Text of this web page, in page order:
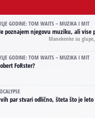
GODINE: TOM WAITS – MUZIKA I MIT
njegovu muziku, ali vise puta nego sto sam to zazeleo gledao sam njegove umjetnicke slike na raznim stranama interneta. Te
Manekenke su
GODINE: TOM WAITS – MUZIKA I MIT
FoRster?
par stvari odlično, šteta što je leto pri kraju, a kaput koji te vervoatno podseća na